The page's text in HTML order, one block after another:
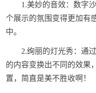
1.美妙的音效：数字
个展示的氛围变得更加有
中。
2.绚丽的灯光秀：通
的内容变换出不同的效果
置，简直是美不胜收啊！